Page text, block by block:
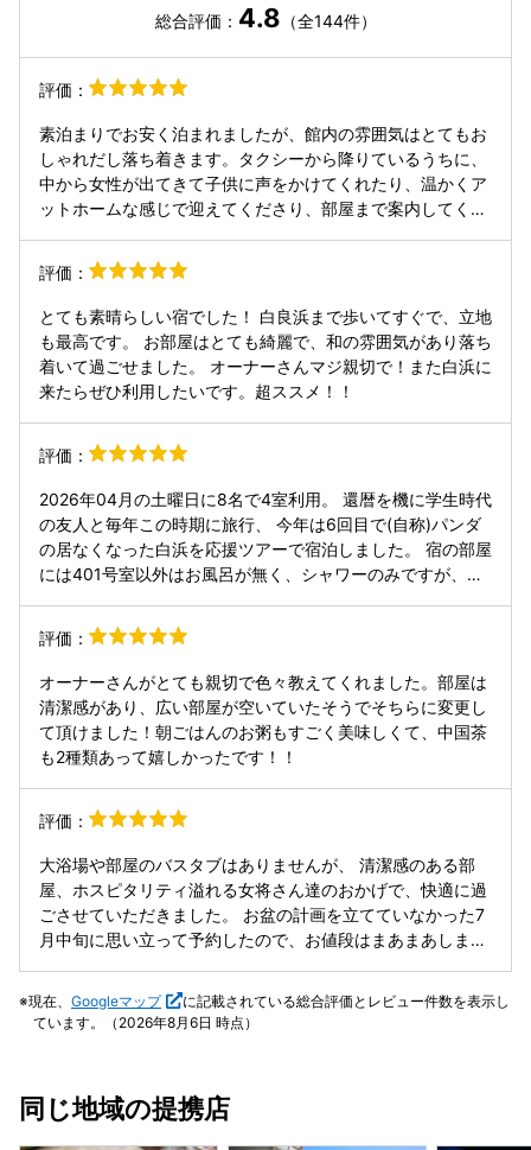
総合評価： 4.8 （全144件）
評価：
素泊まりでお安く泊まれましたが、館内の雰囲気はとてもお
しゃれだし落ち着きます。タクシーから降りているうちに、
中から女性が出てきて子供に声をかけてくれたり、温かくア
ットホームな感じで迎えてくださり、部屋まで案内してくれ
がありました。浴槽のないシャワー室でしたが、とても広く
て子供も喜んでました。おトイレも広いです。 インテリア、
設備ともに、細部にわたってセンスの光るオモテナシの心が
いっぱいで、また利用したいです。 近くにスーパーもありま
す、白良浜まですぐ、バス停まですぐ、部屋には近隣を楽し
むための冊子をたくさん用意してくれてます。 朝食は1000
円で、子供にはウィンナやナゲット用意してくれました。メ
れます。オレンジ、リンゴジュース、健康茶、美容茶なども
あり、子供が遊べるようにおもちゃや知恵の輪のようなもの
を置いてくれていたので、フロントの方とおしゃべりしなが
ら遊びました。ピーナッツも。 とても落ち着い雰囲気のなか
でゆったりと過ごすことができましたよ。おすすめです。
（寝間着、ドライヤー、歯ブラシ、くし、綿棒、シャワーキ
ャップ、バスタオル、フェイスタオルついてます）
評価：
とても素晴らしい宿でした！ 白良浜まで歩いてすぐで、立地
も最高です。 お部屋はとても綺麗で、和の雰囲気があり落ち
着いて過ごせました。 オーナーさんマジ親切で！また白浜に
来たらぜひ利用したいです。超ススメ！！
評価：
2026年04月の土曜日に8名で4室利用。 還暦を機に学生時代
の友人と毎年この時期に旅行、 今年は6回目で(自称)パンダ
の居なくなった白浜を応援ツアーで宿泊しました。 宿の部屋
には401号室以外はお風呂が無く、シャワーのみですが、フ
→300円)を購入、シャンプー、ボディソープを借りて温泉を
満喫。 夕食は近所の旬菜台所 ともで新鮮なお刺身、ウツボ
のたたき、唐揚げ、鯨のたたき、ご当地の🍶地酒など、ここ
でしか食べられないものを堪能し、その後、部屋へ帰って遅
くまで👨🏻‍🦳👵達は昔話。 朝は二日酔い気味でしたが女将さ
ん特製の中華がゆでスッキリ😀し、⛩️熊野三山詣にいざ出
発。 宿は夕食、お風呂無しですが、白浜銀座商店街にあり、
ゆと薬膳茶は飲んだ翌朝には最高でした。
評価：
オーナーさんがとても親切で色々教えてくれました。部屋は
清潔感があり、広い部屋が空いていたそうでそちらに変更し
て頂けました！朝ごはんのお粥もすごく美味しくて、中国茶
も2種類あって嬉しかったです！！
評価：
大浴場や部屋のバスタブはありませんが、 清潔感のある部
屋、ホスピタリティ溢れる女将さん達のおかげで、快適に過
ごさせていただきました。 お盆の計画を立てていなかった7
月中旬に思い立って予約したので、お値段はまあまあしまし
室も外のシャワーも、清潔感が担保されています。 本当にコ
スパ良かったと思えるお宿です。
現在、 Googleマップ
に記載されている総合評価とレビュー件数を表示し
ています。（2026年8月6日 時点）
同じ地域の提携店